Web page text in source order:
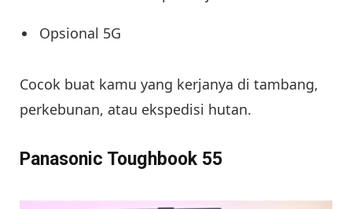
Opsional 5G
Cocok buat kamu yang kerjanya di tambang,
perkebunan, atau ekspedisi hutan.
Panasonic Toughbook 55